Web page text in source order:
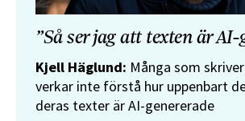
”Så ser jag att texten är AI-
Kjell Häglund: Många som
verkar inte förstå hur uppenbart
deras texter är AI-genererade